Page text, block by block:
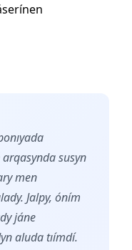
susyn
men
Jalpy, óním
jáne
aluda tıímdí.